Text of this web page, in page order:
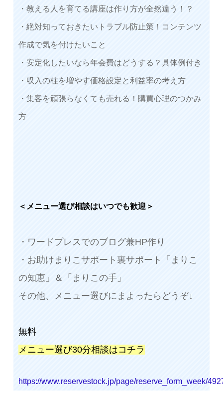
・教える人を育てる講座は作り方が全然違う！？
・絶対知っておきたいトラブル防止策！コンテンツ
作成で気を付けたいこと
・安定化したいなら年会費はどうする？具体例付き
・収入の柱を増やす価格設定と利益率の考え方
・集客を頑張らなくても売れる！購買心理のつかみ
方
＜メニュー選び相談はいつでも歓迎＞
・ワードプレスでのブログ兼HP作り
・お助けまりこサポート裏サポート「まりこ
の知恵」＆「まりこの手」
その他、メニュー選びにまよったらどうぞ↓
無料
メニュー選び30分相談はコチラ
https://www.reservestock.jp/page/reserve_form_week/